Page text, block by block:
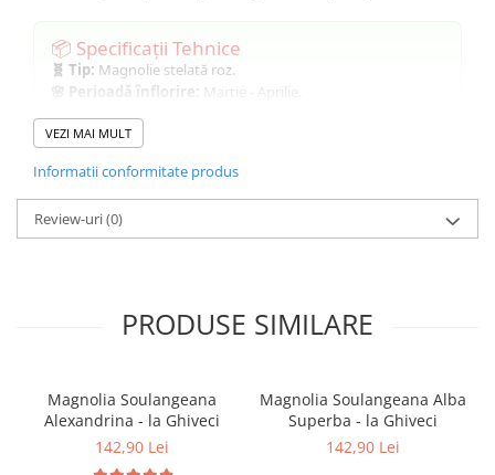
📦 Specificații Tehnice
🧬 Tip: Magnolie stelată roz.
🌸 Perioadă înflorire:
Martie - Aprilie.
📏 Inălțime la livrare:
❄️ Rezistență la îngheț:
Ghid de Plantare și Îngrijire (La
Ghiveci)
Mulcire toamna pentru protejarea rădăcinilor.
VEZI MAI MULT
Informatii conformitate produs
Review-uri(0)
PRODUSE SIMILARE
Magnolia Soulangeana
Alexandrina - la Ghiveci
142,90 Lei
Magnolia Soulangeana Alba
Superba - la Ghiveci
142,90 Lei